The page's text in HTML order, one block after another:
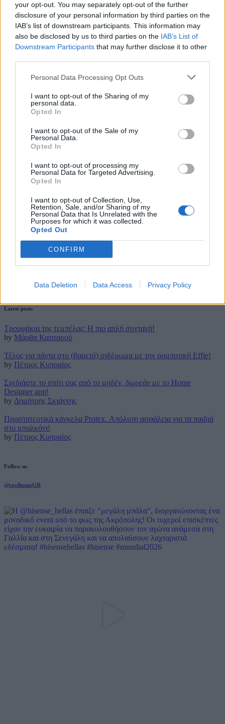
your opt-out. You may separately opt-out of the further
disclosure of your personal information by third parties on the
IAB’s list of downstream participants. This information may
also be disclosed by us to third parties on the IAB’s List of
Downstream Participants that may further disclose it to other
Personal Data Processing Opt Outs
I want to opt-out of the Sharing of my
personal data.
Opted In
I want to opt-out of the Sale of my
Personal Data.
Opted In
I want to opt-out of processing my
Personal Data for Targeted Advertising.
Opted In
I want to opt-out of Collection, Use,
Retention, Sale, and/or Sharing of my
Personal Data that Is Unrelated with the
Purposes for which it was collected.
Opted Out
CONFIRM
Data Deletion Data Access Privacy Policy
Ετικέτα:Οι Απίθανοι 2
INDOOR DECO,ΨΥΧΑΓΩΓΙΑ,
Το παγκόσμιο blockbuster Jurassic World: Το βασίλειο έπεσε,
έρχεται σε Α΄προβολή στην COSMOTE TV!
Πρεμιέρες επιτυχημένων παραγωγών από τα κορυφαία
29 Μαρτίου 2019
Latest posts
Τρουφάκια της τεμπέλας: Η πιο απλή συνταγή!
by Μάρθα Κατσαρού
Τέλος για πάντα στο (βαρετό) σιδέρωμα με την ρομποτική Effie!
by Πέτρος Κυπραίος
Σχεδιάστε το σπίτι σας από το μηδέν, δωρεάν με το Home
Designer app!
by Δημήτρης Σκιάννης
Προστατευτικά κάγκελα Protex. Απόλυτη ασφάλεια για τα παιδιά
στο μπαλκόνι!
by Πέτρος Κυπραίος
Follow us
@coolhomeGR